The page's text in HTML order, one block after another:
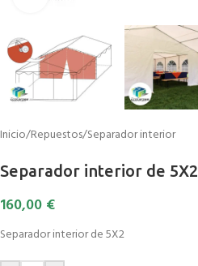
Inicio/Repuestos/Separador interior
Separador interior de 5X2
160,00 €
Separador interior de 5X2